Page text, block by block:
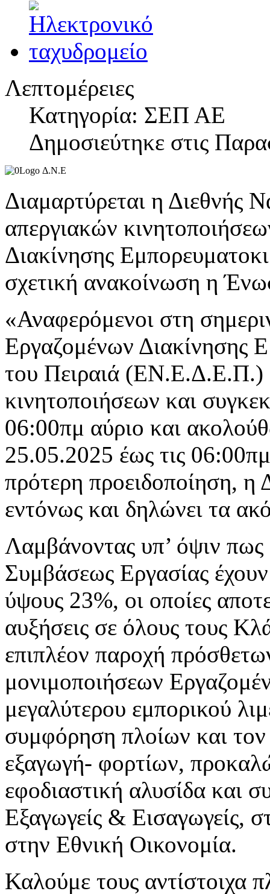
Λεπτομέρειες
Κατηγορία: ΣΕΠ ΑΕ
Δημοσιεύτηκε στις
Διαμαρτύρεται η Διεθνής
απεργιακών
Διακίνησης
σχετική ανακοίνωση η
«Αναφερόμενοι στη
Εργαζομένων Διακίνησης
του Πειραιά (ΕΝ.Ε.Δ.Ε.Π.)
κινητοποιήσεων και
06:00πμ αύριο και
25.05.2025 έως τις
πρότερη προειδοποίηση, η
εντόνως και δηλώνει τα
Λαμβάνοντας υπ’ όψιν πως
Συμβάσεως Εργασίας έχουν
ύψους 23%, οι οποίες
αυξήσεις σε όλους τους
επιπλέον παροχή
μονιμοποιήσεων
μεγαλύτερου εμπορικού
συμφόρηση πλοίων και
εξαγωγή- φορτίων,
εφοδιαστική αλυσίδα και
Εξαγωγείς & Εισαγωγείς,
στην Εθνική Οικονομία.
Καλούμε τους αντίστοιχα